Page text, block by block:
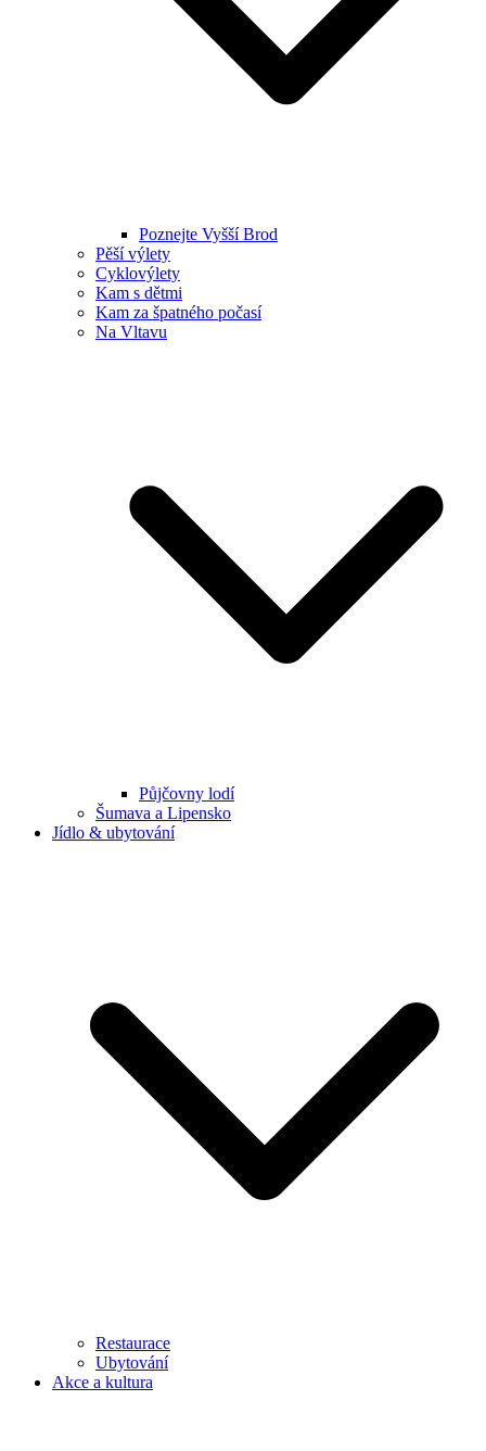
Poznejte Vyšší Brod
Pěší výlety
Cyklovýlety
Kam s dětmi
Kam za špatného počasí
Na Vltavu
Půjčovny lodí
Šumava a Lipensko
Jídlo & ubytování
Restaurace
Ubytování
Akce a kultura